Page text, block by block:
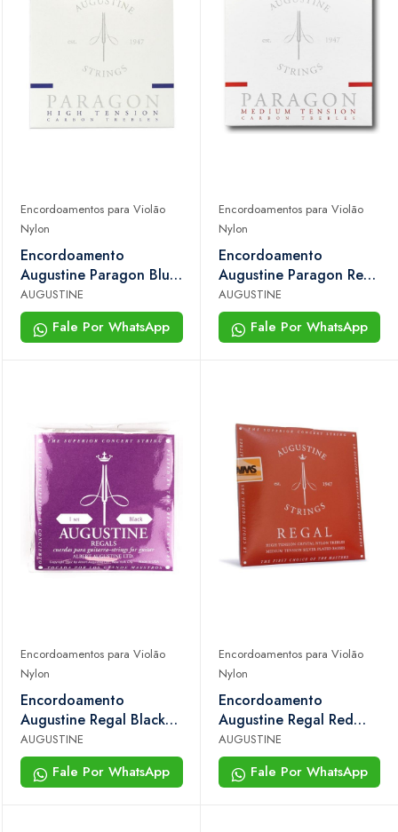
Encordoamentos para Violão
Nylon
Encordoamento
Augustine Paragon Blue
ht Violão Nylon Carbon
Trebles Alta Tensão
AUGUSTINE
Fale Por WhatsApp
Encordoamentos para Violão
Nylon
Encordoamento
Augustine Paragon Red
Medium Tension Carbon
Trebles Para Violão
Nylon
AUGUSTINE
Fale Por WhatsApp
Encordoamentos para Violão
Nylon
Encordoamento
Augustine Regal Black
Violão Nylon Agudos
Crystal ht Baixos
Prateados lt
AUGUSTINE
Fale Por WhatsApp
Encordoamentos para Violão
Nylon
Encordoamento
Augustine Regal Red
Violão Nylon Alta
Tensão Agudos e
Médios Graves
AUGUSTINE
Fale Por WhatsApp